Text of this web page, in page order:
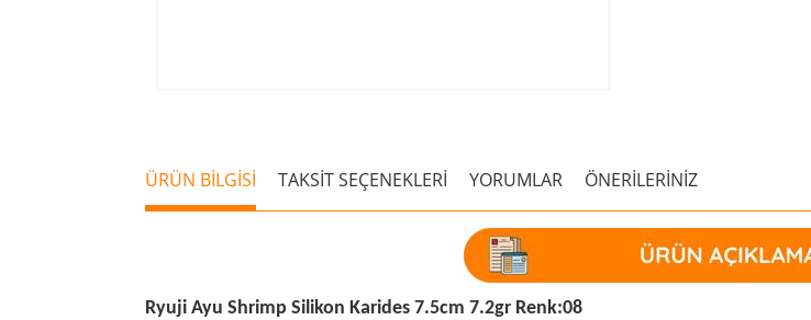
ÜRÜN BİLGİSİ TAKSİT SEÇENEKLERİ YORUMLAR ÖNERİLERİNİZ
Ryuji Ayu Shrimp Silikon Karides 7.5cm 7.2gr Renk:08